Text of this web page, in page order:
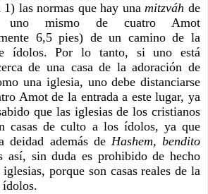
1) las normas que hay una mitzváh de
uno mismo de cuatro Amot
6,5 pies) de un camino de la
ídolos. Por lo tanto, si uno está
de una casa de la adoración de
una iglesia, uno debe distanciarse
Amot de la entrada a este lugar, ya
que las iglesias de los cristianos
casas de culto a los ídolos, ya que
deidad además de Hashem, bendito
así, sin duda es prohibido de hecho
porque son casas reales de la
ídolos.